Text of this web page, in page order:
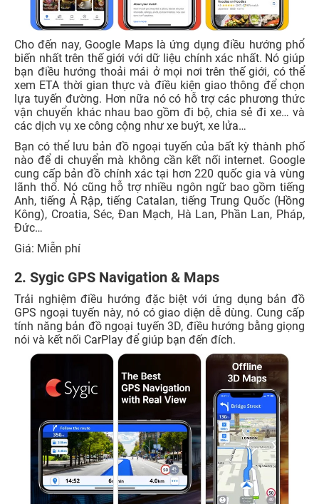
Cho đến nay, Google Maps là ứng dụng điều hướng phổ
biến nhất trên thế giới với dữ liệu chính xác nhất. Nó giúp
bạn điều hướng thoải mái ở mọi nơi trên thế giới, có thể
xem ETA thời gian thực và điều kiện giao thông để chọn
lựa tuyến đường. Hơn nữa nó có hỗ trợ các phương thức
vận chuyển khác nhau bao gồm đi bộ, chia sẻ đi xe… và
các dịch vụ xe công cộng như xe buýt, xe lửa…
Bạn có thể lưu bản đồ ngoại tuyến của bất kỳ thành phố
nào để di chuyển mà không cần kết nối internet. Google
cung cấp bản đồ chính xác tại hơn 220 quốc gia và vùng
lãnh thổ. Nó cũng hỗ trợ nhiều ngôn ngữ bao gồm tiếng
Anh, tiếng Ả Rập, tiếng Catalan, tiếng Trung Quốc (Hồng
Kông), Croatia, Séc, Đan Mạch, Hà Lan, Phần Lan, Pháp,
Đức…
Giá: Miễn phí
2. Sygic GPS Navigation & Maps
Trải nghiệm điều hướng đặc biệt với ứng dụng bản đồ
GPS ngoại tuyến này, nó có giao diện dễ dùng. Cung cấp
tính năng bản đồ ngoại tuyến 3D, điều hướng bằng giọng
nói và kết nối CarPlay để giúp bạn đến đích.